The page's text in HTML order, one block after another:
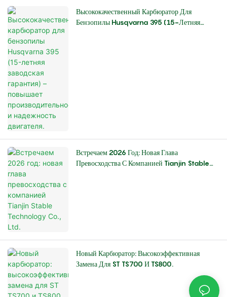
Высококачественный Карбюратор Для
Бензопилы Husqvarna 395 (15-Летняя
Встречаем 2026 Год: Новая Глава
Превосходства С Компанией Tianjin Stable
Новый Карбюратор: Высокоэффективная
Замена Для ST TS700 И TS800.